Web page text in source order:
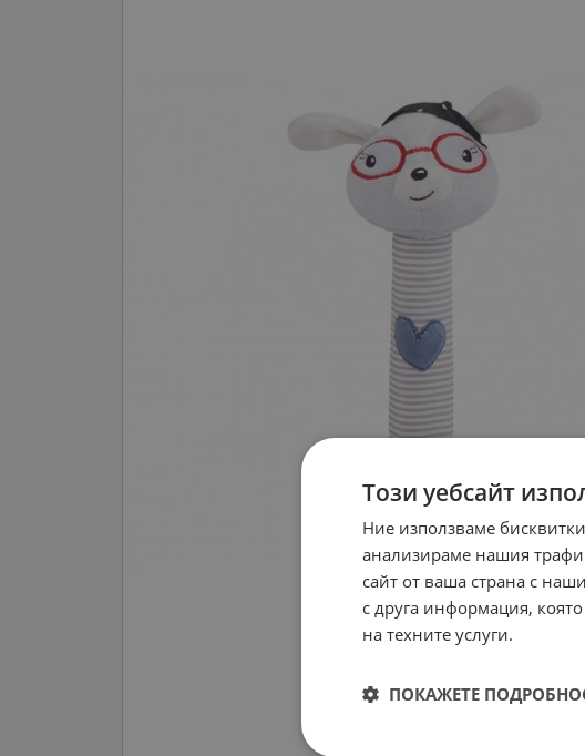
Този уебсайт
Ние използваме
анализираме нашия
сайт от ваша страна с
с друга информация,
на техните услуги.
ПОКАЖЕТЕ